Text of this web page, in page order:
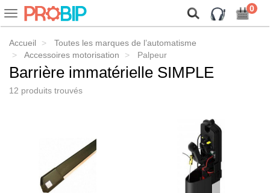
Voir
ou
cacher
0
Accueil
Toutes les marques de l’automatisme
Accessoires motorisation
Palpeur
Barrière immatérielle SIMPLE
12 produits trouvés
On vous présente nos cookies !